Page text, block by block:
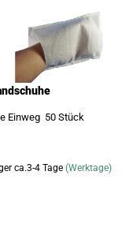
Einweg 50 Stück
ca.3-4 Tage (Werktage)